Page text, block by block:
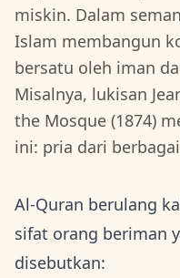
miskin. Dalam
Islam membangun
bersatu oleh iman
Misalnya, lukisan
the Mosque (1874)
ini: pria dari
Al-Quran berulang
sifat orang beriman
disebutkan: